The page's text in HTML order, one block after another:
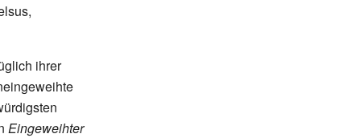
ihrer
Eingeweihter